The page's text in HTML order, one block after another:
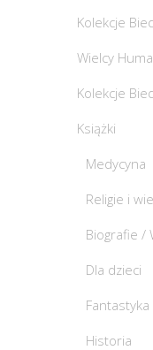
Kolekcje
Wielcy
Kolekcje
Książki
Medycyna
Religie i
Biografie /
Dla dzieci
Fantastyka
Historia